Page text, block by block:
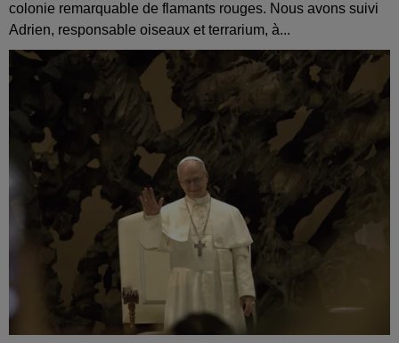
colonie remarquable de flamants rouges. Nous avons suivi
Adrien, responsable oiseaux et terrarium, à...